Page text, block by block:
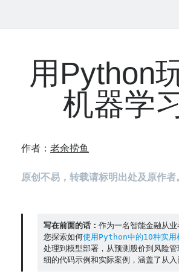
用Python
机器学
作者：老余捞鱼
原创不易，转载请标明出处及原作者
写在前面的话： 作为一名智能金融从
您探索如何使用Python中的10种实用
处理到模型部署，从预测股价到风险
细的代码示例和实际案例，涵盖了从入